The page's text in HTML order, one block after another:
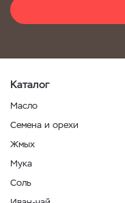
Каталог
Масло
Семена и орехи
Жмых
Мука
Соль